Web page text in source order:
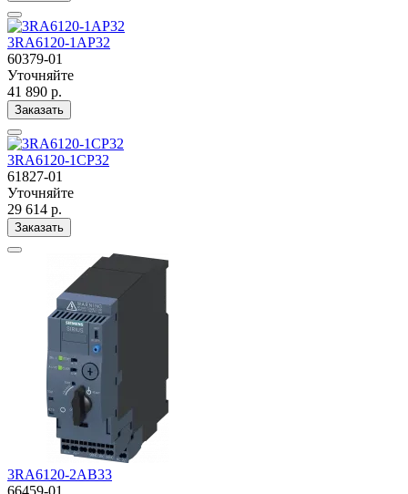
3RA6120-1AP32
60379-01
Уточняйте
41 890 р.
Заказать
3RA6120-1CP32
61827-01
Уточняйте
29 614 р.
Заказать
3RA6120-2AB33
66459-01